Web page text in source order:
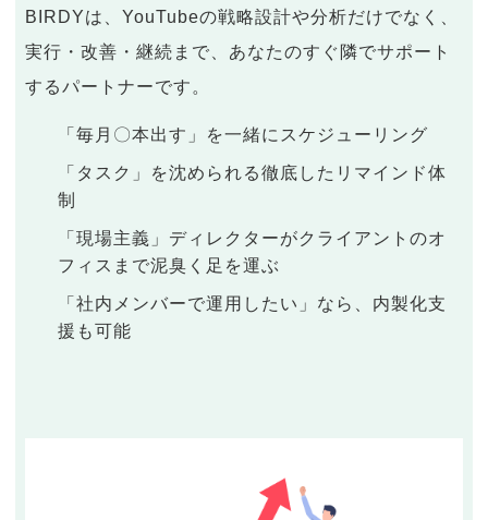
BIRDYは、YouTubeの戦略設計や分析だけでなく、
実行・改善・継続まで、あなたのすぐ隣でサポート
するパートナーです。
「毎月〇本出す」を一緒にスケジューリング
「タスク」を沈められる徹底したリマインド体
制
「現場主義」ディレクターがクライアントのオ
フィスまで泥臭く足を運ぶ
「社内メンバーで運用したい」なら、内製化支
援も可能